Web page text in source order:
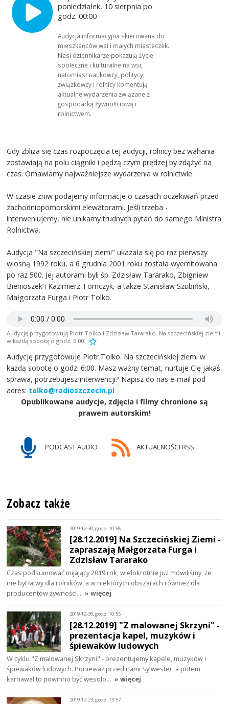
poniedziałek, 10 sierpnia po
godz. 00:00
Audycja informacyjna skierowana do
mieszkańców wsi i małych miasteczek.
Nasi dziennikarze pokazują życie
społeczne i kulturalne na wsi,
natomiast naukowcy, politycy,
związkowcy i rolnicy komentują
aktualne wydarzenia związane z
gospodarką żywnościową i
rolnictwem.
Gdy zbliża się czas rozpoczęcia tej audycji, rolnicy bez wahania
zostawiają na polu ciągniki i pędzą czym prędzej by zdążyć na
czas. Omawiamy najważniejsze wydarzenia w rolnictwie.
W czasie żniw podajemy informacje o czasach oczekiwań przed
zachodniopomorskimi elewatorami. Jeśli trzeba -
interweniujemy, nie unikamy trudnych pytań do samego Ministra
Rolnictwa.
Audycja "Na szczecińskiej ziemi" ukazała się po raz pierwszy
wiosną 1992 roku, a 6 grudnia 2001 roku została wyemitowana
po raz 500. Jej autorami byli śp. Zdzisław Tararako, Zbigniew
Bienioszek i Kazimierz Tomczyk, a także Stanisław Szubiński,
Małgorzata Furga i Piotr Tolko.
Audycję przygotowują Piotr Tolko i Zdzisław Tararako. Na szczecińskiej ziemi
w każdą sobotę o godz. 6.00.
Audycję przygotowuje Piotr Tolko. Na szczecińskiej ziemi w
każdą sobotę o godz. 6:00. Masz ważny temat, nurtuje Cię jakaś
sprawa, potrzebujesz interwencji? Napisz do nas e-mail pod
adres: tolko@radioszczecin.pl
Opublikowane audycje, zdjęcia i filmy chronione są
prawem autorskim!
PODCAST AUDIO AKTUALNOŚCI RSS
Zobacz także
2019-12-30, godz. 10:58
[28.12.2019] Na Szczecińskiej Ziemi -
zapraszają Małgorzata Furga i
Zdzisław Tararako
Czas podsumować mijający 2019 rok, wielokrotnie już mówiliśmy, że
nie był łatwy dla rolników, a w niektórych obszarach również dla
producentów żywności… » więcej
2019-12-30, godz. 10:55
[28.12.2019] "Z malowanej Skrzyni" -
prezentacja kapel, muzyków i
śpiewaków ludowych
W cyklu "Z malowanej Skrzyni" - prezentujemy kapele, muzyków i
śpiewaków ludowych. Ponieważ przed nami Sylwester, a potem
karnawał to powinno być wesoło… » więcej
2019-12-23, godz. 13:57